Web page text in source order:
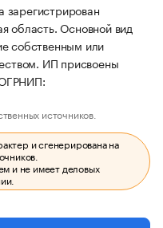
зарегистрирован
область. Основной вид
собственным или
ИП присвоены
источников.
и сгенерирована на
и не имеет деловых